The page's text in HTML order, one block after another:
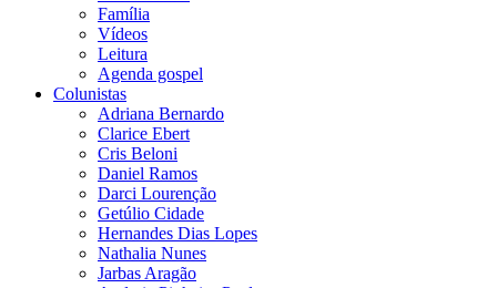
Família
Vídeos
Leitura
Agenda gospel
Colunistas
Adriana Bernardo
Clarice Ebert
Cris Beloni
Daniel Ramos
Darci Lourenção
Getúlio Cidade
Hernandes Dias Lopes
Nathalia Nunes
Jarbas Aragão